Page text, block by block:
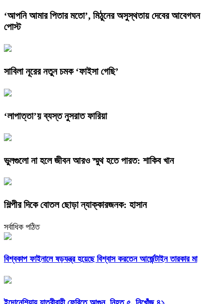
‘আপনি আমার পিতার মতো’, মিঠুনের অসুস্থতায় দেবের আবেগঘন
পোস্ট
সাবিলা নূরের নতুন চমক ‘ফাইসা গেছি’
‘লাপাত্তা’য় ব্যস্ত নুসরাত ফারিয়া
ভুলগুলো না হলে জীবন আরও স্মুথ হতে পারত: শাকিব খান
শিল্পীর দিকে বোতল ছোড়া ন্যাক্কারজনক: হাসান
সর্বাধিক পঠিত
বিশ্বকাপ ফাইনালে ষড়যন্ত্র হয়েছে বিশ্বাস করতেন আর্জেন্টাইন তারকার মা